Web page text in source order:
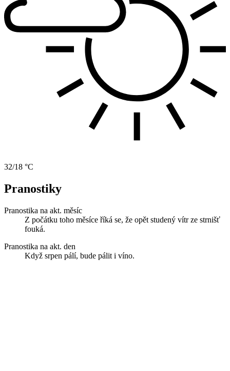
32/18 °C
Pranostiky
Pranostika na akt. měsíc
Z počátku toho měsíce říká se, že opět studený vítr ze strnišť
fouká.
Pranostika na akt. den
Když srpen pálí, bude pálit i víno.